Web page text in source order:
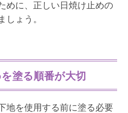
めに、正しい日焼け止めの
しょう。
塗る順番が大切
地を使用する前に塗る必要